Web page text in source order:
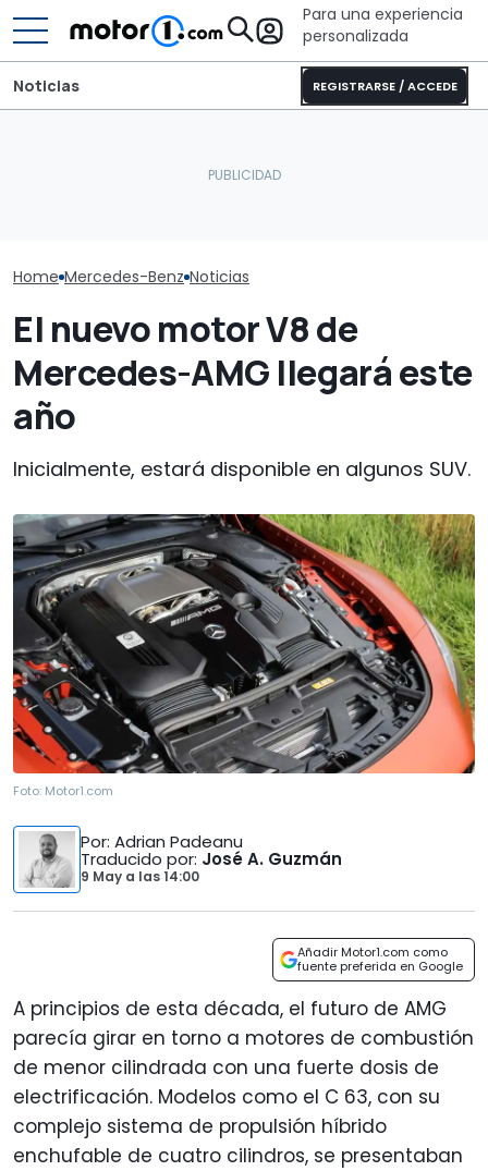
Para una experiencia
personalizada
REGISTRARSE / ACCEDE
Noticias
Home Mercedes-Benz Noticias
El nuevo motor V8 de
Mercedes-AMG llegará este
año
Inicialmente, estará disponible en algunos SUV.
Foto: Motor1.com
Por: Adrian Padeanu
Traducido por: José A. Guzmán
9 May a las14:00
Añadir Motor1.com como
fuente preferida en Google
A principios de esta década, el futuro de AMG
parecía girar en torno a motores de combustión
de menor cilindrada con una fuerte dosis de
electrificación. Modelos como el C 63, con su
complejo sistema de propulsión híbrido
enchufable de cuatro cilindros, se presentaban